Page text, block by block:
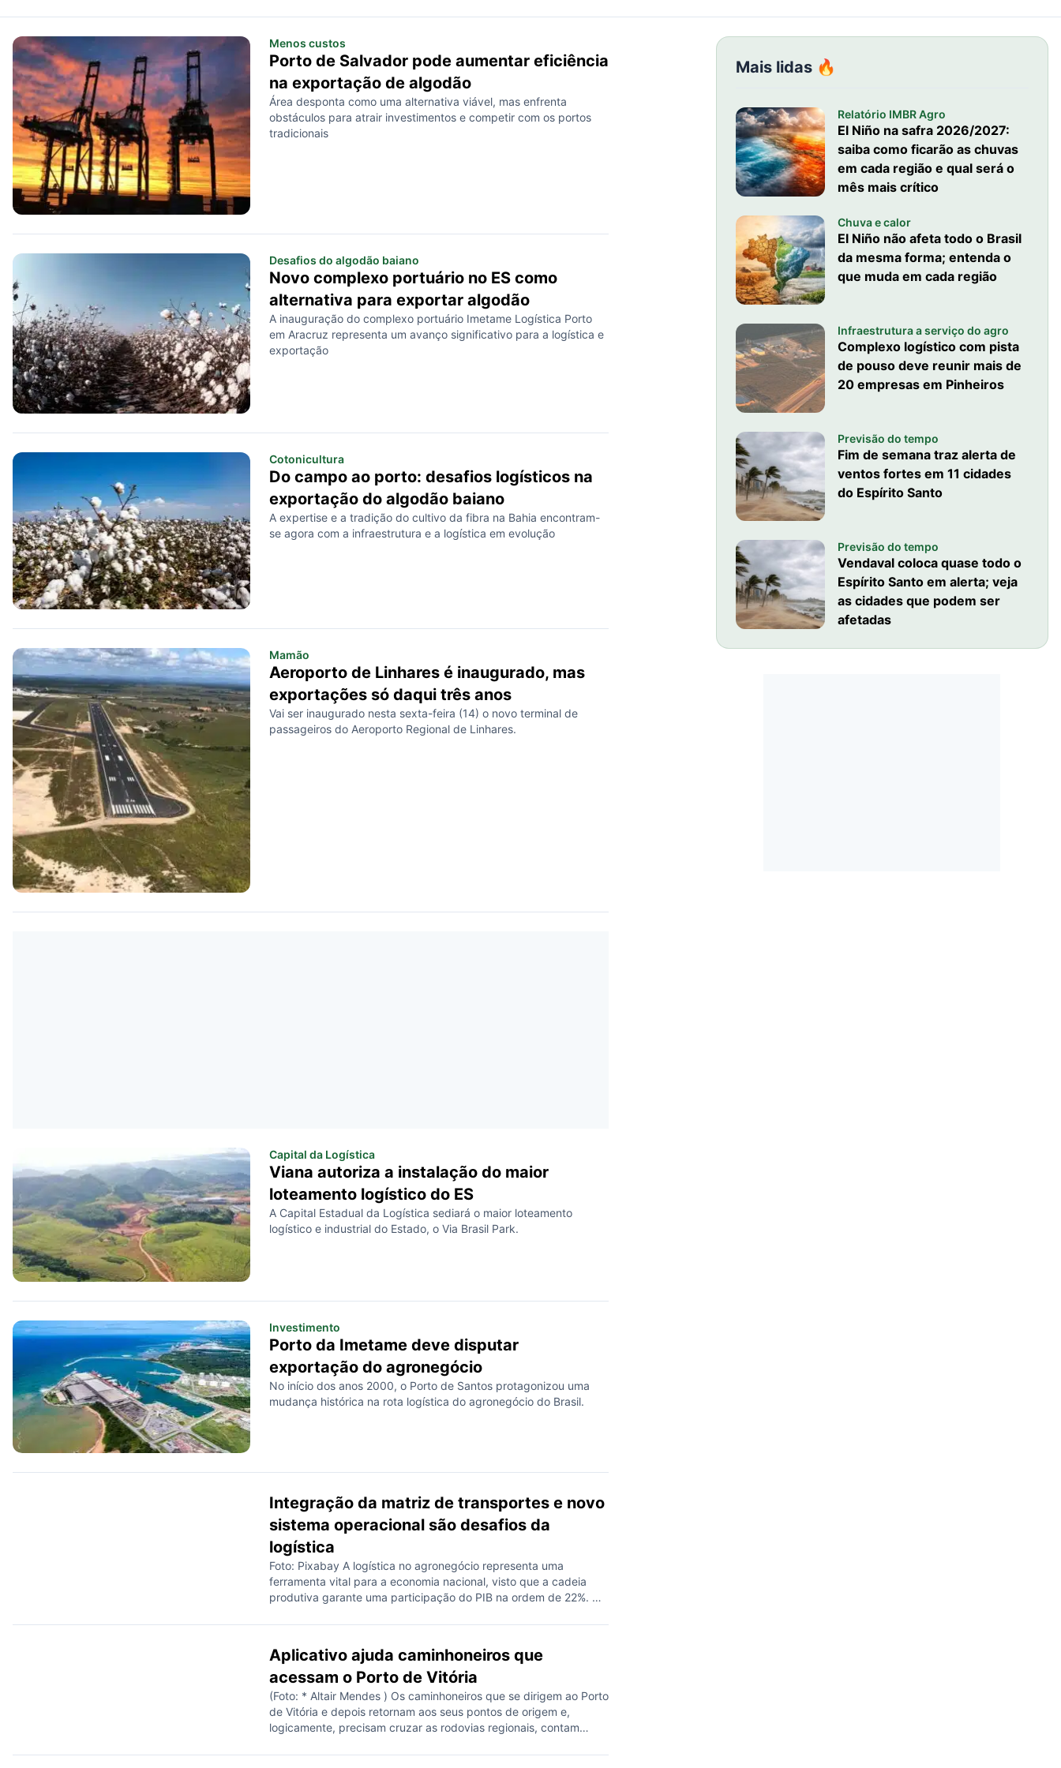
Menos custos
Porto de Salvador pode aumentar eficiência
na exportação de algodão
Área desponta como uma alternativa viável, mas enfrenta
obstáculos para atrair investimentos e competir com os portos
tradicionais
Desafios do algodão baiano
Novo complexo portuário no ES como
alternativa para exportar algodão
A inauguração do complexo portuário Imetame Logística Porto
em Aracruz representa um avanço significativo para a logística e
exportação
Cotonicultura
Do campo ao porto: desafios logísticos na
exportação do algodão baiano
A expertise e a tradição do cultivo da fibra na Bahia encontram-
se agora com a infraestrutura e a logística em evolução
Mamão
Aeroporto de Linhares é inaugurado, mas
exportações só daqui três anos
Vai ser inaugurado nesta sexta-feira (14) o novo terminal de
passageiros do Aeroporto Regional de Linhares.
Capital da Logística
Viana autoriza a instalação do maior
loteamento logístico do ES
A Capital Estadual da Logística sediará o maior loteamento
logístico e industrial do Estado, o Via Brasil Park.
Investimento
Porto da Imetame deve disputar
exportação do agronegócio
No início dos anos 2000, o Porto de Santos protagonizou uma
mudança histórica na rota logística do agronegócio do Brasil.
Integração da matriz de transportes e novo
sistema operacional são desafios da
logística
Foto: Pixabay A logística no agronegócio representa uma
ferramenta vital para a economia nacional, visto que a cadeia
produtiva garante uma participação do PIB na ordem de 22%. No
infraestrutura capaz de assegurar o escoamento de produtos do
Aplicativo ajuda caminhoneiros que
acessam o Porto de Vitória
(Foto: * Altair Mendes ) Os caminhoneiros que se dirigem ao Porto
de Vitória e depois retornam aos seus pontos de origem e,
logicamente, precisam cruzar as rodovias regionais, contam
onde estão localizados (e abertos) serviços essenciais nas
Mais lidas 🔥
Relatório IMBR Agro
El Niño na safra 2026/2027:
saiba como ficarão as chuvas
em cada região e qual será o
mês mais crítico
Chuva e calor
El Niño não afeta todo o Brasil
da mesma forma; entenda o
que muda em cada região
Infraestrutura a serviço do agro
Complexo logístico com pista
de pouso deve reunir mais de
20 empresas em Pinheiros
Previsão do tempo
Fim de semana traz alerta de
ventos fortes em 11 cidades
do Espírito Santo
Previsão do tempo
Vendaval coloca quase todo o
Espírito Santo em alerta; veja
as cidades que podem ser
afetadas